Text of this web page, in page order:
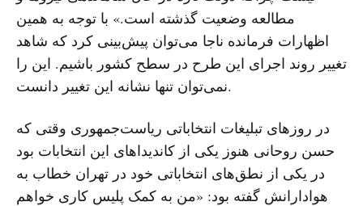
مطالعه وضعیت گذشته است.» با توجه به همین
اظهارات فرمانده ناجا می‌توان پیش‌بینی کرد که شاهد
تغییر روند اجرای این طرح در سطح کشور باشیم. این را
نمی‌توان تنها نشانه این تغییر دانست.
در روزهای تبلیغات انتخاباتی ریاست‌جمهوری وقتی که
حسن روحانی هنوز یکی از کاندیداهای این انتخابات بود
در یکی از نطق‌های انتخاباتی خود در تهران خطاب به
هوادارانش گفته بود: «من به کمک پلیس کاری خواهم